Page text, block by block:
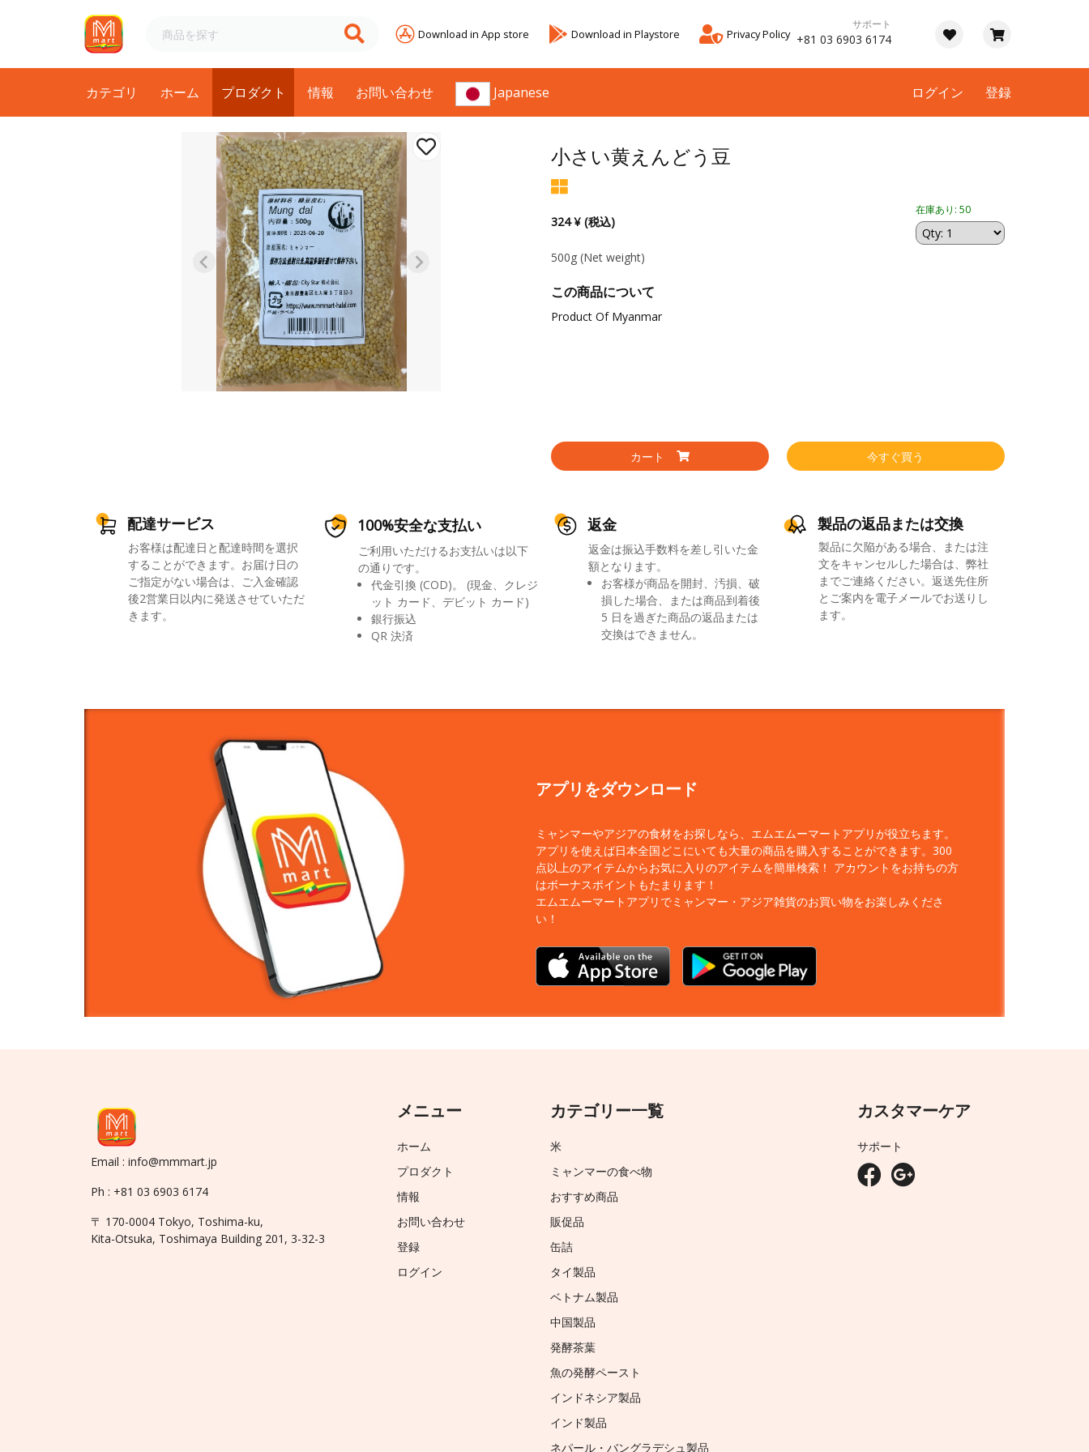
Download in App store Download in Playstore Privacy Policy
サポート
+81 03 6903 6174
カテゴリ ホーム プロダクト 情報 お問い合わせ Japanese ログイン 登録
小さい黄えんどう豆
324 ¥ (税込)
在庫あり: 50
500g (Net weight)
この商品について
Product Of Myanmar
カート 今すぐ買う
配達サービス
お客様は配達日と配達時間を選択
することができます。お届け日の
ご指定がない場合は、ご入金確認
後2営業日以内に発送させていただ
きます。
100%安全な支払い
ご利用いただけるお支払いは以下
の通りです。
代金引換 (COD)。 (現金、クレジ
ット カード、デビット カード)
銀行振込
QR 決済
返金
返金は振込手数料を差し引いた金
額となります。
お客様が商品を開封、汚損、破
損した場合、または商品到着後
5 日を過ぎた商品の返品または
交換はできません。
製品の返品または交換
製品に欠陥がある場合、または注
文をキャンセルした場合は、弊社
までご連絡ください。返送先住所
とご案内を電子メールでお送りし
ます。
アプリをダウンロード
ミャンマーやアジアの食材をお探しなら、エムエムーマートアプリが役立ちます。
アプリを使えば日本全国どこにいても大量の商品を購入することができます。300
点以上のアイテムからお気に入りのアイテムを簡単検索！ アカウントをお持ちの方
はボーナスポイントもたまります！
エムエムーマートアプリでミャンマー・アジア雑貨のお買い物をお楽しみくださ
い！
Email : info@mmmart.jp
Ph : +81 03 6903 6174
〒 170-0004 Tokyo, Toshima-ku,
Kita-Otsuka, Toshimaya Building 201, 3-32-3
メニュー
ホーム
プロダクト
情報
お問い合わせ
登録
ログイン
カテゴリー一覧
米
ミャンマーの食べ物
おすすめ商品
販促品
缶詰
タイ製品
ベトナム製品
中国製品
発酵茶葉
魚の発酵ペースト
インドネシア製品
インド製品
ネパール・バングラデシュ製品
カスタマーケア
サポート